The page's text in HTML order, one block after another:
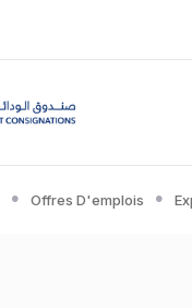
Offres D'emplois